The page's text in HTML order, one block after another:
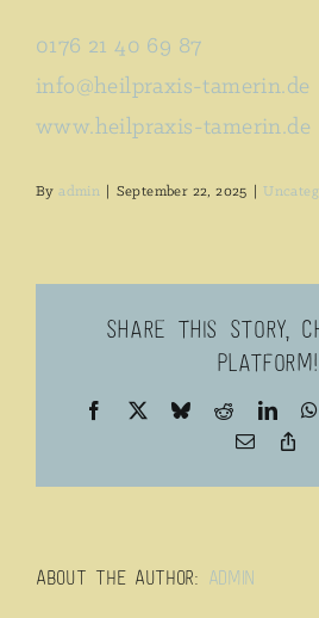
0176 21 40 69 87
info@heilpraxis-tamerin.de
www.heilpraxis-tamerin.de
Byadmin September 22, 2025
Share This Story,
Platform!
Facebook
X BlueskyReddit
Email
About the Author: admin